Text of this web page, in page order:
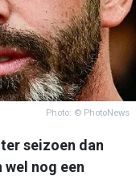
Photo: © PhotoNews
seizoen dan
wel nog een